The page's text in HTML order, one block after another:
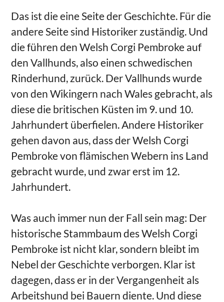
Das ist die eine Seite der Geschichte. Für die
andere Seite sind Historiker zuständig. Und
die führen den Welsh Corgi Pembroke auf
den Vallhunds, also einen schwedischen
Rinderhund, zurück. Der Vallhunds wurde
von den Wikingern nach Wales gebracht, als
diese die britischen Küsten im 9. und 10.
Jahrhundert überfielen. Andere Historiker
gehen davon aus, dass der Welsh Corgi
Pembroke von flämischen Webern ins Land
gebracht wurde, und zwar erst im 12.
Jahrhundert.
Was auch immer nun der Fall sein mag: Der
historische Stammbaum des Welsh Corgi
Pembroke ist nicht klar, sondern bleibt im
Nebel der Geschichte verborgen. Klar ist
dagegen, dass er in der Vergangenheit als
Arbeitshund bei Bauern diente. Und diese